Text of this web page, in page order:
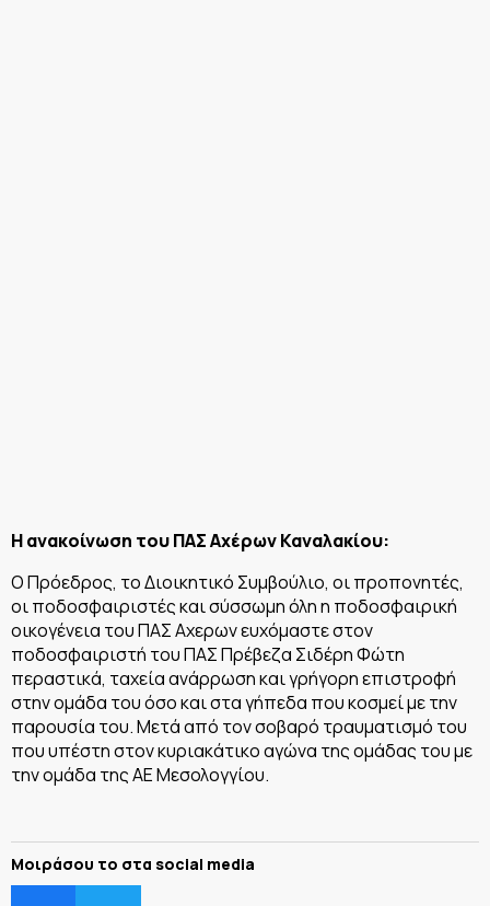
Η ανακοίνωση του ΠΑΣ Αχέρων Καναλακίου:
Ο Πρόεδρος, το Διοικητικό Συμβούλιο, οι προπονητές,
οι ποδοσφαιριστές και σύσσωμη όλη η ποδοσφαιρική
οικογένεια του ΠΑΣ Αχερων ευχόμαστε στον
ποδοσφαιριστή του ΠΑΣ Πρέβεζα Σιδέρη Φώτη
περαστικά, ταχεία ανάρρωση και γρήγορη επιστροφή
στην ομάδα του όσο και στα γήπεδα που κοσμεί με την
παρουσία του. Μετά από τον σοβαρό τραυματισμό του
που υπέστη στον κυριακάτικο αγώνα της ομάδας του με
την ομάδα της ΑΕ Μεσολογγίου.
Μοιράσου το στα social media